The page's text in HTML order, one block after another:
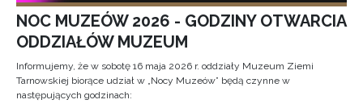
NOC MUZEÓW 2026 - GODZINY OTWARCIA
ODDZIAŁÓW MUZEUM
Informujemy, że w sobotę 16 maja 2026 r. oddziały Muzeum Ziemi
Tarnowskiej biorące udział w „Nocy Muzeów” będą czynne w
następujących godzinach: